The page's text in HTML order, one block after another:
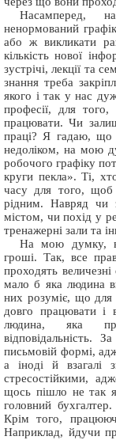
Насамперед,
ненормований
або ж викликати
кількість нової
зустрічі, лекції та
знання треба
якого і так у нас
професії, для
працювати. Чи
праці? Я гадаю, що
недоліком, на мою
робочого графіку
круги пекла». Ті,
часу для того, щоб
рідним. Навряд чи
містом, чи похід у
тренажерні зали та
На мою думку,
гроші. Так, все
проходять
мало б яка людина
них розуміє, що для
довго працювати і
людина, яка
відповідальність.
письмовій формі,
а іноді й взагалі
стресостійкими,
щось пішло не так
головний
Крім того,
Наприклад, йдучи